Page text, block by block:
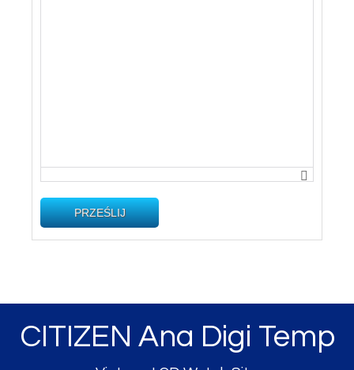
PRZEŚLIJ
CITIZEN Ana Digi Temp